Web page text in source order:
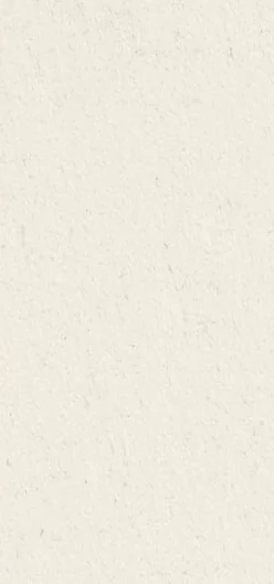
日本酒は大変デリケートなお酒で、
状態によっては、お日にちが経過し
ただける場合もありますが、基本的
損なわれていきます。開栓後は必
早めにお召し上がりください。
造り手さんを身近に感じられる酒蔵
お届けでは、それに加えて、クラン
ランド CLUB パスポート」も一緒に
最低継続期間はありますか？
ございません。1ヶ月のみのご利用
生しません。解約またはスキップは
カスタマーサポートまでご連絡くだ
期便とおまとめしてのお届けが可
複数の宛先に届けることはでき
離島への配送は行ってますか？
離島地域への配送も行っております
お手続きは必要ございません。決済